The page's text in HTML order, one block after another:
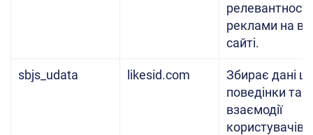
релевантності
реклами на
сайті.
sbjs_udata likesid.com
Збирає дані
поведінки та
взаємодії
користувачів з